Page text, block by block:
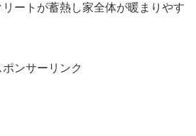
ートが蓄熱し家全体が暖まりやす
ポンサーリンク